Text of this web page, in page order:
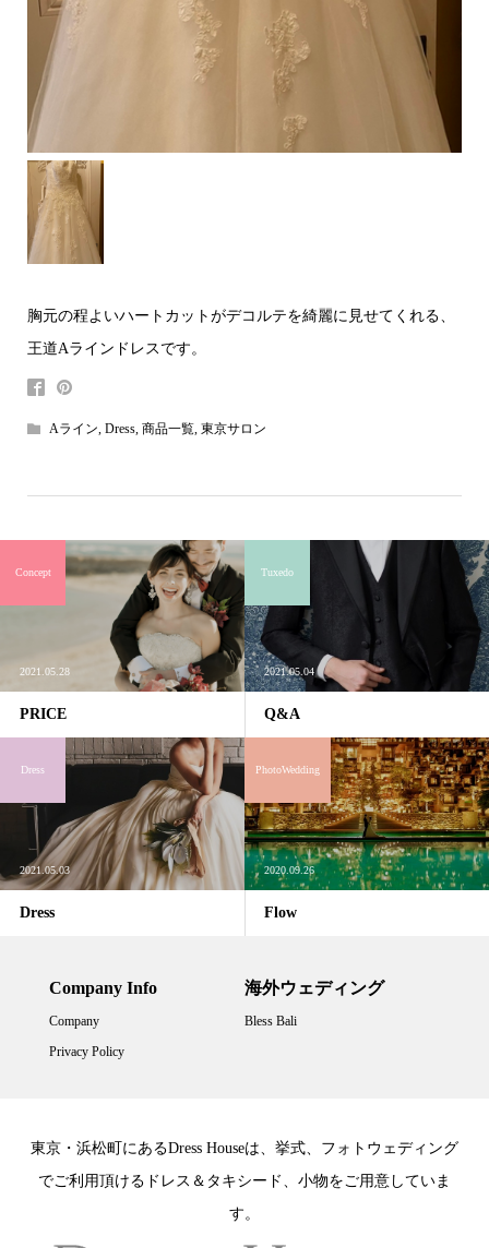
胸元の程よいハートカットがデコルテを綺麗に見せてくれる、
王道Aラインドレスです。
Aライン Dress, 商品一覧, 東京サロン
2021.05.28
PRICE
Concept
2021.05.04
Q&A
Tuxedo
2021.05.03
Dress
Dress
2020.09.26
Flow
PhotoWedding
Company Info
Company
Privacy Policy
海外ウェディング
Bless Bali
東京・浜松町にあるDress Houseは、挙式、フォトウェディング
でご利用頂けるドレス＆タキシード、小物をご用意していま
す。